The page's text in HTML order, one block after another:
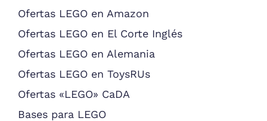
Ofertas LEGO en Amazon
Ofertas LEGO en El Corte Inglés
Ofertas LEGO en Alemania
Ofertas LEGO en ToysRUs
Ofertas «LEGO» CaDA
Bases para LEGO